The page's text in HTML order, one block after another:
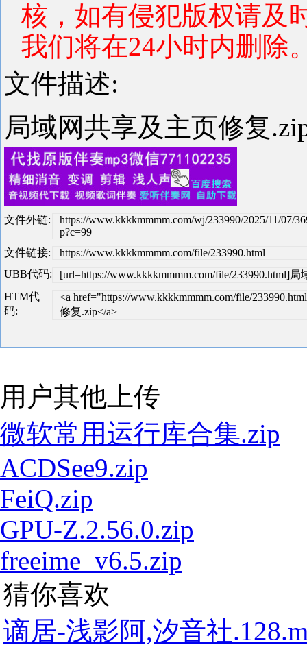
核，如有侵犯版权请及
我们将在24小时内删除
文件描述:
局域网共享及主页修复
文件外链:
https://www.kkkkmmmm.com/wj/233990/2025/11/07/
p?c=99
文件链接:
https://www.kkkkmmmm.com/file/233990.html
UBB代码:
[url=https://www.kkkkmmmm.com/file/233990.html]
HTM代
码:
<a href="https://www.kkkkmmmm.com/file/
修复.zip</a>
用户其他上传
微软常用运行库合集.zip
ACDSee9.zip
FeiQ.zip
GPU-Z.2.56.0.zip
freeime_v6.5.zip
猜你喜欢
谪居-浅影阿,汐音社